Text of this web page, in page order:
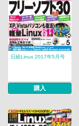
日経Linux 2017年5月号
購入